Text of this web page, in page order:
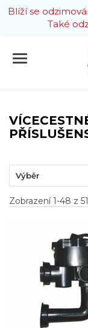
Blíží se
Také
Výběr
Zobrazení 1-48 z